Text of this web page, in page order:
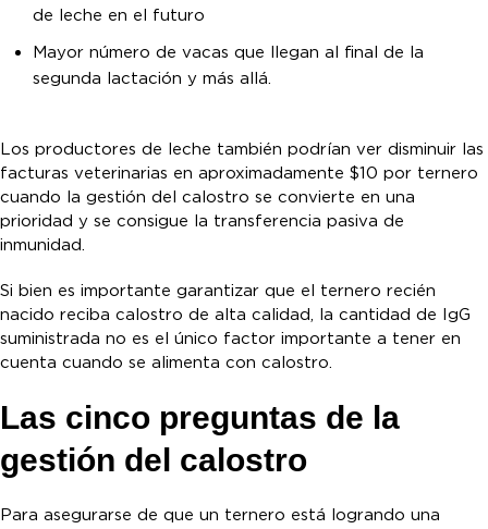
de leche en el futuro
Mayor número de vacas que llegan al final de la
segunda lactación y más allá.
Los productores de leche también podrían ver disminuir las
facturas veterinarias en aproximadamente $10 por ternero
cuando la gestión del calostro se convierte en una
prioridad y se consigue la transferencia pasiva de
inmunidad.
Si bien es importante garantizar que el ternero recién
nacido reciba calostro de alta calidad, la cantidad de IgG
suministrada no es el único factor importante a tener en
cuenta cuando se alimenta con calostro.
Las cinco preguntas de la
gestión del calostro
Para asegurarse de que un ternero está logrando una